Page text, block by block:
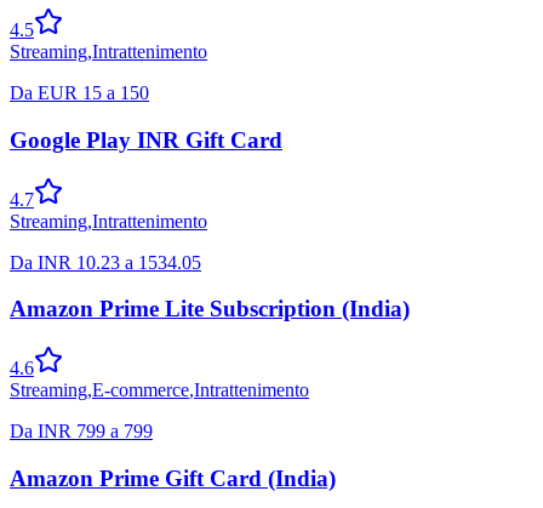
4.5
Streaming,Intrattenimento
Da EUR 15 a 150
Google Play INR Gift Card
4.7
Streaming,Intrattenimento
Da INR 10.23 a 1534.05
Amazon Prime Lite Subscription (India)
4.6
Streaming,E-commerce,Intrattenimento
Da INR 799 a 799
Amazon Prime Gift Card (India)